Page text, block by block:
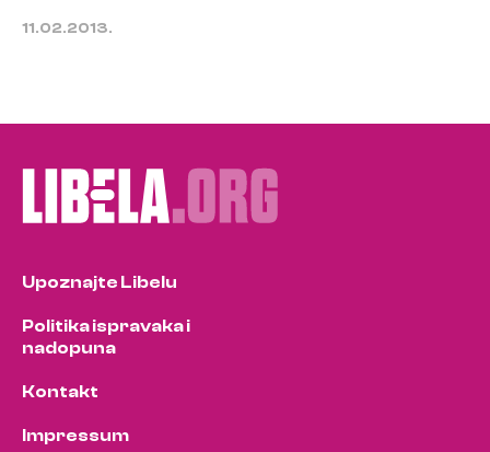
11.02.2013.
Upoznajte Libelu
Politika ispravaka i
nadopuna
Kontakt
Impressum